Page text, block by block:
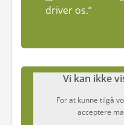
driver os.”
Vi kan ikke
For at kunne tilgå
acceptere